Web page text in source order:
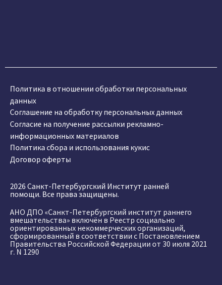
Политика в отношении обработки персональных
данных
Соглашение на обработку персональных данных
Согласие на получение рассылки рекламно-
информационных материалов
Политика сбора и использования кукис
Договор оферты
2026 Санкт-Петербургский Институт ранней
помощи. Все права защищены.
АНО ДПО «Санкт-Петербургский институт раннего
вмешательства» включён в Реестр социально
ориентированных некоммерческих организаций,
сформированный в соответствии с Постановлением
Правительства Российской Федерации от 30 июля 2021
г. N 1290